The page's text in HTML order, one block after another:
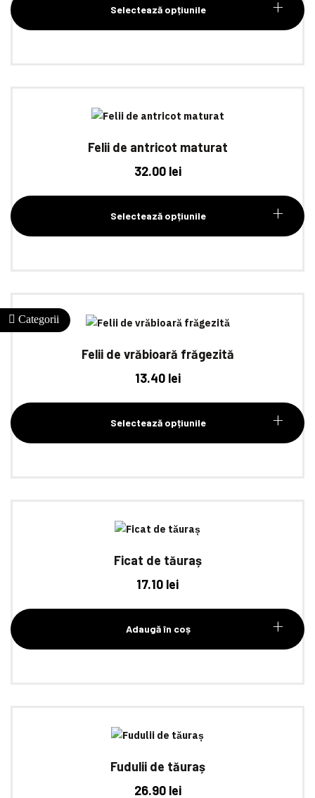
Selectează opțiunile
Felii de antricot maturat
32.00 lei
Selectează opțiunile
Felii de vrăbioară frăgezită
13.40 lei
Selectează opțiunile
Ficat de tăuraș
17.10 lei
Adaugă în coș
Fudulii de tăuraș
26.90 lei